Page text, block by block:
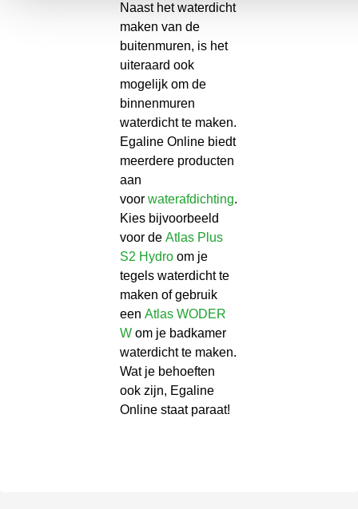
Naast het waterdicht
maken van de
buitenmuren, is het
uiteraard ook
mogelijk om de
binnenmuren
waterdicht te maken.
Egaline Online biedt
meerdere producten
aan
voor waterafdichting.
Kies bijvoorbeeld
voor de Atlas Plus
S2 Hydro om je
tegels waterdicht te
maken of gebruik
een Atlas WODER
W om je badkamer
waterdicht te maken.
Wat je behoeften
ook zijn, Egaline
Online staat paraat!